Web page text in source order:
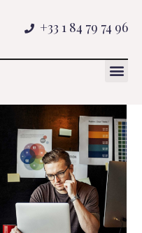
+33 1 84 79 74 96